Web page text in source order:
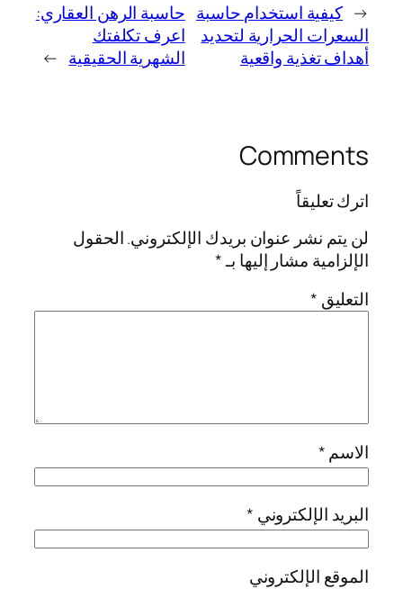
← كيفية استخدام حاسبة
السعرات الحرارية لتحديد
أهداف تغذية واقعية
حاسبة الرهن العقاري:
اعرف تكلفتك
الشهرية الحقيقية →
Comments
اترك تعليقاً
لن يتم نشر عنوان بريدك الإلكتروني.الحقول
الإلزامية مشار إليها بـ*
التعليق *
الاسم*
البريد الإلكتروني *
الموقع الإلكتروني